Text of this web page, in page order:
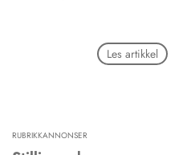
Les artikkel
RUBRIKKANNONSER